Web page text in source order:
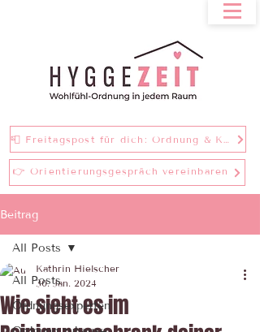
📮 Freitagspost für dich: Ordnung & Klarheit bei einer Tasse Tee
👉 Orientierungsgespräch vereinbaren
Beitrag
All Posts
Ordnungsexperten
All Posts
Wie sieht es im
Kathrin Hielscher
30. Jan. 2024